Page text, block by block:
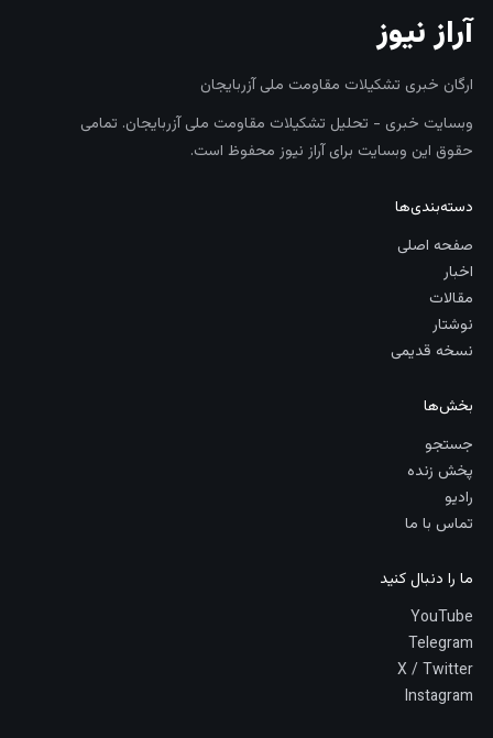
آراز نیوز
ارگان خبری تشکیلات مقاومت ملی آزربایجان
وبسایت خبری - تحلیل تشکیلات مقاومت ملی آزربایجان. تمامی
حقوق این وبسایت برای آراز نیوز محفوظ است.
دسته‌بندی‌ها
صفحه اصلی
اخبار
مقالات
نوشتار
نسخه قدیمی
بخش‌ها
جستجو
پخش زنده
رادیو
تماس با ما
ما را دنبال کنید
YouTube
Telegram
X / Twitter
Instagram